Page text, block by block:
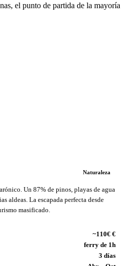
el punto de partida de la mayoría
Naturaleza
Un 87% de pinos, playas de agua
aldeas. La escapada perfecta desde
masificado.
~110€ €
ferry de 1h
3 días